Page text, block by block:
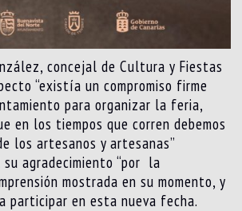
concejal de Cultura y Fiestas
“existía un compromiso firme
para organizar la feria,
en los tiempos que corren debemos
los artesanos y artesanas”
agradecimiento “por la
mostrada en su momento, y
participar en esta nueva fecha.